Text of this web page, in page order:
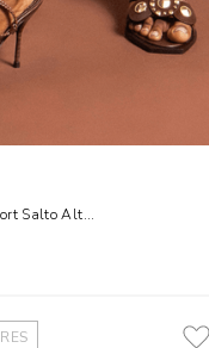
Salto Alto Fino Marrom Dark